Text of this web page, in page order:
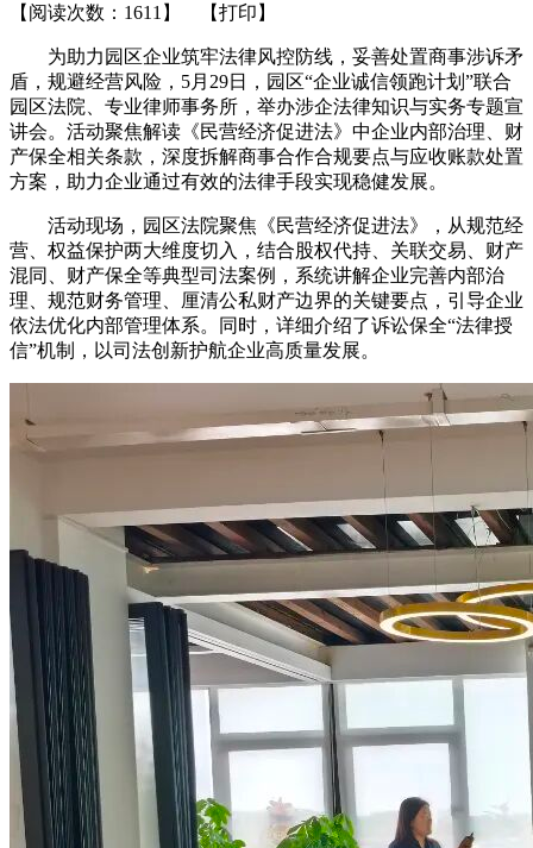
【阅读次数：1611】
【打印】
为助力园区企业筑牢法律风控防线，妥善处置商事涉诉矛
盾，规避经营风险，5月29日，园区“企业诚信领跑计划”联合
园区法院、专业律师事务所，举办涉企法律知识与实务专题宣
讲会。活动聚焦解读《民营经济促进法》中企业内部治理、财
产保全相关条款，深度拆解商事合作合规要点与应收账款处置
方案，助力企业通过有效的法律手段实现稳健发展。
活动现场，园区法院聚焦《民营经济促进法》，从规范经
营、权益保护两大维度切入，结合股权代持、关联交易、财产
混同、财产保全等典型司法案例，系统讲解企业完善内部治
理、规范财务管理、厘清公私财产边界的关键要点，引导企业
依法优化内部管理体系。同时，详细介绍了诉讼保全“法律授
信”机制，以司法创新护航企业高质量发展。